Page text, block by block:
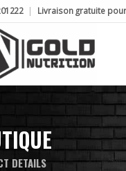
Livraison gratuite
DETAILS